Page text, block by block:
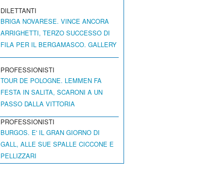
DILETTANTI
BRIGA NOVARESE. VINCE ANCORA
ARRIGHETTI, TERZO SUCCESSO DI
FILA PER IL BERGAMASCO. GALLERY
PROFESSIONISTI
TOUR DE POLOGNE. LEMMEN FA
FESTA IN SALITA, SCARONI A UN
PASSO DALLA VITTORIA
PROFESSIONISTI
BURGOS. E' IL GRAN GIORNO DI
GALL, ALLE SUE SPALLE CICCONE E
PELLIZZARI